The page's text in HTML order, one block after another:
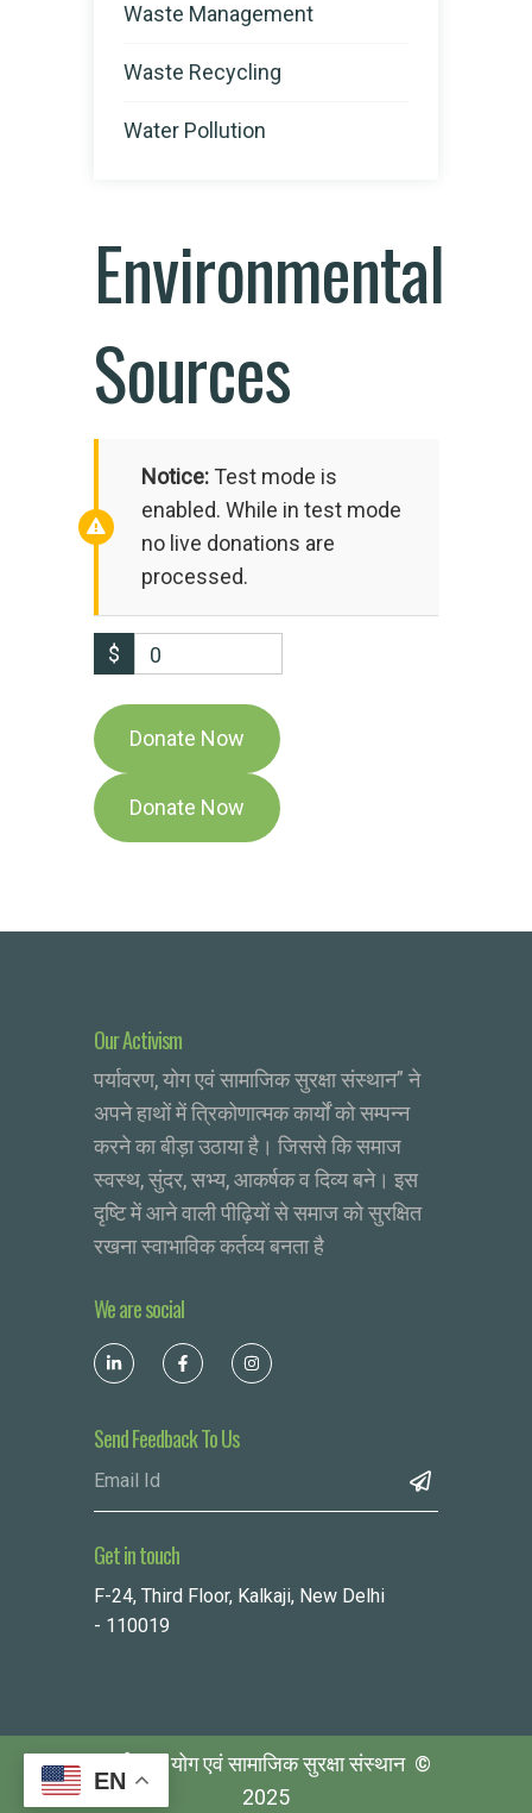
Waste Management
Waste Recycling
Water Pollution
Environmental
Sources
Notice: Test mode is
enabled. While in test mode
no live donations are
processed.
$ 0
Donate Now
Our Activism
पर्यावरण, योग एवं सामाजिक सुरक्षा संस्थान” ने
अपने हाथों में त्रिकोणात्मक कार्यों को सम्पन्न
करने का बीड़ा उठाया है। जिससे कि समाज
स्वस्थ, सुंदर, सभ्य, आकर्षक व दिव्य बने। इस
दृष्टि में आने वाली पीढ़ियों से समाज को सुरक्षित
रखना स्वाभाविक कर्तव्य बनता है
We are social
Send Feedback To Us
Get in touch
F-24, Third Floor, Kalkaji, New Delhi
- 110019
पर्यावरण, योग एवं सामाजिक सुरक्षा संस्थान ©
2025
EN